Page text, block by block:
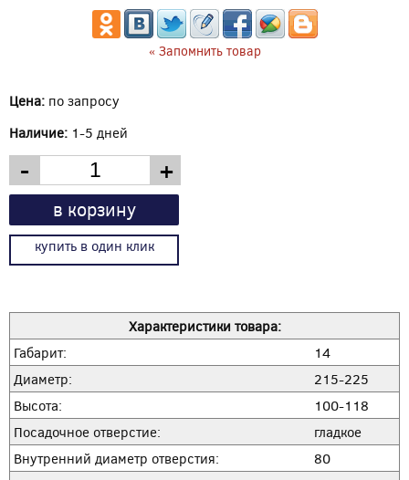
« Запомнить товар
Цена: по запросу
Наличие: 1-5 дней
- +
в корзину
купить в один клик
Характеристики товара:
Габарит:
14
Диаметр:
215-225
Высота:
100-118
Посадочное отверстие:
гладкое
Внутренний диаметр отверстия:
80